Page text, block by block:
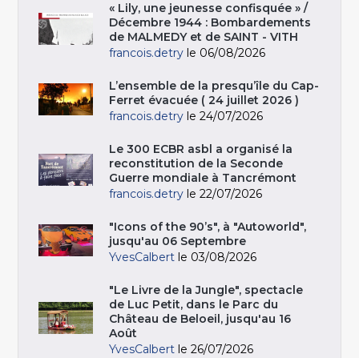
« Lily, une jeunesse confisquée » /
Décembre 1944 : Bombardements
de MALMEDY et de SAINT - VITH
francois.detry le 06/08/2026
L’ensemble de la presqu’île du Cap-
Ferret évacuée ( 24 juillet 2026 )
francois.detry le 24/07/2026
Le 300 ECBR asbl a organisé la
reconstitution de la Seconde
Guerre mondiale à Tancrémont
francois.detry le 22/07/2026
"Icons of the 90’s", à "Autoworld",
jusqu'au 06 Septembre
YvesCalbert le 03/08/2026
"Le Livre de la Jungle", spectacle
de Luc Petit, dans le Parc du
Château de Beloeil, jusqu'au 16
Août
YvesCalbert le 26/07/2026